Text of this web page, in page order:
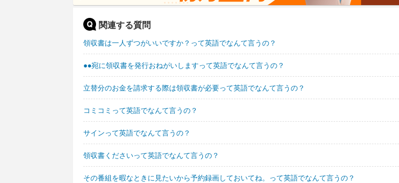
関連する質問
領収書は一人ずつがいいですか？って英語でなんて言うの？
●●宛に領収書を発行おねがいしますって英語でなんて言うの？
立替分のお金を請求する際は領収書が必要って英語でなんて言うの？
コミコミって英語でなんて言うの？
サインって英語でなんて言うの？
領収書くださいって英語でなんて言うの？
その番組を暇なときに見たいから予約録画しておいてね。って英語でなんて言うの？